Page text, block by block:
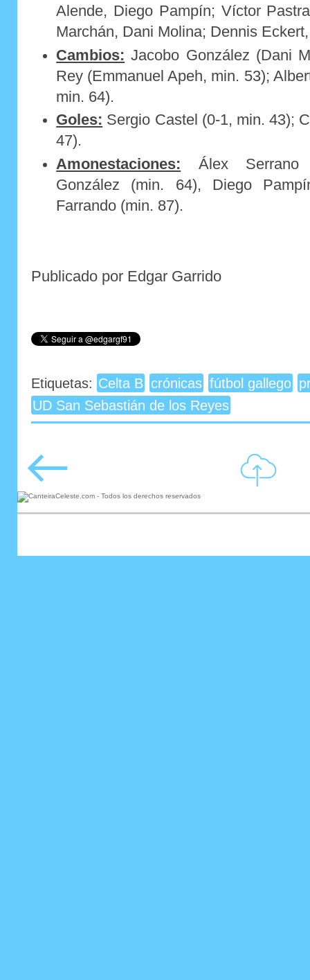
Alende, Diego Pampín; Víctor
Marchán, Dani Molina; Dennis
Cambios: Jacobo González (Dani
Rey (Emmanuel Apeh, min. 53);
min. 64).
Goles: Sergio Castel (0-1, min. 43);
47).
Amonestaciones: Álex Serrano
González (min. 64), Diego
Farrando (min. 87).
Publicado por Edgar Garrido
Etiquetas: Celta B crónicas fútbol gallego
UD San Sebastián de los Reyes